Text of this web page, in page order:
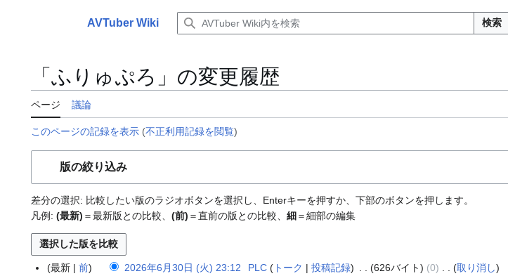
メインメニューAVTuber Wiki 検索
「ふりゅぷろ」の変更履歴
ページ 議論
このページの記録を表示 (不正利用記録を閲覧)
版の絞り込み
差分の選択: 比較したい版のラジオボタンを選択し、Enterキーを押すか、下部のボタンを押します。
凡例: (最新) ＝最新版との比較、 (前) ＝直前の版との比較、 細＝細部の編集
2
最新 前 2026年6月30日 (火) 23:12 PLC トーク 投稿記録 626バイト
0
取り消し